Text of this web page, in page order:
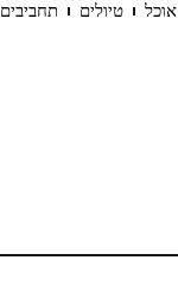
אוכל טיולים תחביבים